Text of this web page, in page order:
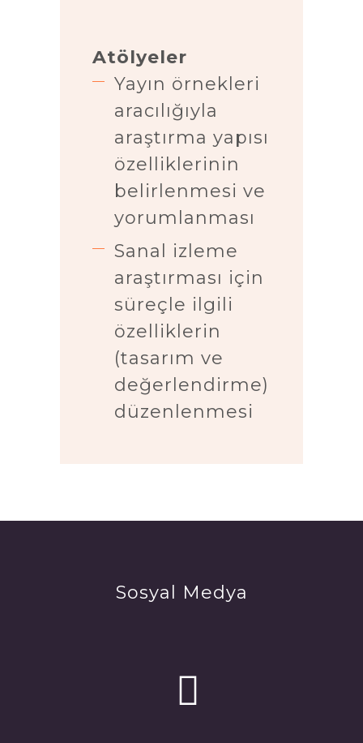
Atölyeler
Yayın örnekleri
aracılığıyla
araştırma yapısı
özelliklerinin
belirlenmesi ve
yorumlanması
Sanal izleme
araştırması için
süreçle ilgili
özelliklerin
(tasarım ve
değerlendirme)
düzenlenmesi
Sosyal Medya